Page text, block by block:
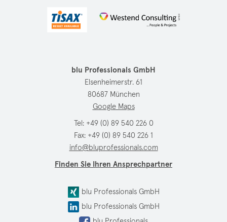
blu Professionals GmbH
Elsenheimerstr. 61
80687 München
Google Maps
Tel: +49 (0) 89 540 226 0
Fax: +49 (0) 89 540 226 1
info@bluprofessionals.com
Finden Sie Ihren Ansprechpartner
blu Professionals GmbH
blu Professionals GmbH